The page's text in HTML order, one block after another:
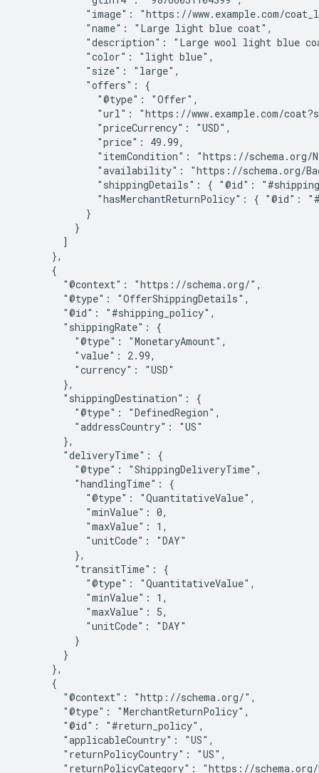
"image": "https://www.example.com/
            "name": "Large light blue coat",
"description": "Large wool light blue
            "color": "light blue",
            "size": "large",
            "offers": {
              "@type": "Offer",
"url": "https://www.example.com/
              "priceCurrency": "USD",
              "price": 49.99,
"itemCondition": "https://schema.org/
"availability": "https://schema.org/
"shippingDetails": { "@id":
"hasMerchantReturnPolicy": { "@id":
            }
          }
        ]
      },
      {
        "@context": "https://schema.org/",
        "@type": "OfferShippingDetails",
        "@id": "#shipping_policy",
        "shippingRate": {
          "@type": "MonetaryAmount",
          "value": 2.99,
          "currency": "USD"
        },
        "shippingDestination": {
          "@type": "DefinedRegion",
          "addressCountry": "US"
        },
        "deliveryTime": {
          "@type": "ShippingDeliveryTime",
          "handlingTime": {
            "@type": "QuantitativeValue",
            "minValue": 0,
            "maxValue": 1,
            "unitCode": "DAY"
          },
          "transitTime": {
            "@type": "QuantitativeValue",
            "minValue": 1,
            "maxValue": 5,
            "unitCode": "DAY"
          }
        }
      },
      {
        "@context": "http://schema.org/",
        "@type": "MerchantReturnPolicy",
        "@id": "#return_policy",
        "applicableCountry": "US",
        "returnPolicyCountry": "US",
"returnPolicyCategory": "https://